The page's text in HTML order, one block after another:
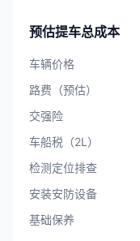
预估提车总成本
车辆价格
路费（预估）
交强险
车船税（2L）
检测定位排查
安装安防设备
基础保养